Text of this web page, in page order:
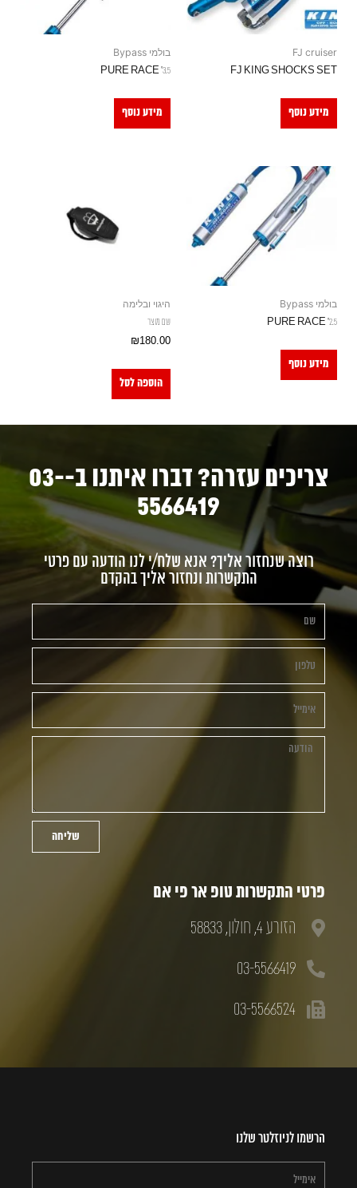
FJ cruiser
FJ KING SHOCKS SET
מידע נוסף
בולמי Bypass
3.5" PURE RACE
מידע נוסף
בולמי Bypass
2.5" PURE RACE
מידע נוסף
היגוי ובלימה
שם מוצר
₪180.00
הוספה לסל
צריכים עזרה? דברו איתנו ב-03-
5566419
רוצה שנחזור אליך? אנא שלח/י לנו הודעה עם פרטי
התקשרות ונחזור אליך בהקדם
שליחה
פרטי התקשרות טופ אר פי אם
הזורע 4, חולון, 58833
03-5566419
03-5566524
הרשמו לניוזלטר שלנו